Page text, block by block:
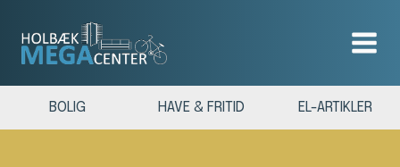
BOLIG HAVE & FRITID EL-ARTIKLER